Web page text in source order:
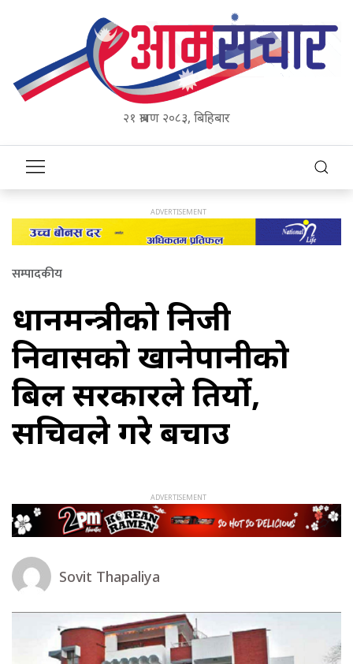
२१ श्रावण २०८३, बिहिबार
सम्पादकीय
प्रधानमन्त्रीको निजी
निवासको खानेपानीको
बिल सरकारले तिर्यो,
सचिवले गरे बचाउ
Sovit Thapaliya